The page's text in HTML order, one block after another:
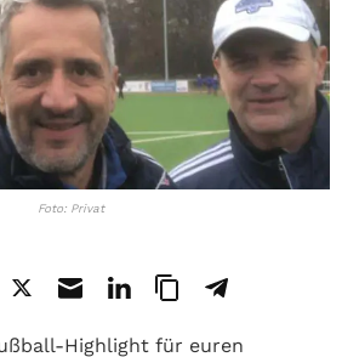
Foto: Privat
Highlight für euren